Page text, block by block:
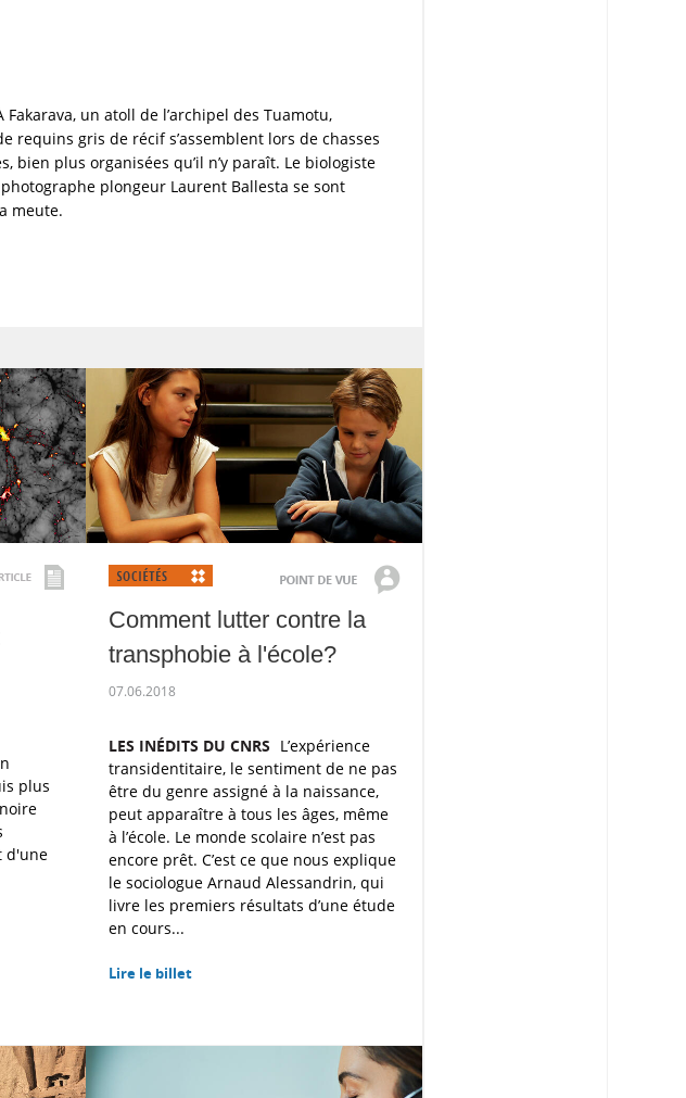
Fakarava, un atoll de l’archipel des Tuamotu,
requins gris de récif s’assemblent lors de chasses
bien plus organisées qu’il n’y paraît. Le biologiste
plongeur Laurent Ballesta se sont
meute.
plus
d'une
Comment lutter contre la
transphobie à l'école?
07.06.2018
LES INÉDITS DU CNRS L’expérience
transidentitaire, le sentiment de ne pas
être du genre assigné à la naissance,
peut apparaître à tous les âges, même
à l’école. Le monde scolaire n’est pas
encore prêt. C’est ce que nous explique
le sociologue Arnaud Alessandrin, qui
livre les premiers résultats d’une étude
en cours...
Lire le billet